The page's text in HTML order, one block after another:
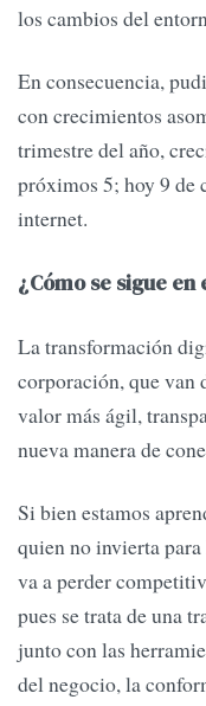
los cambios del
En consecuencia,
con crecimientos
trimestre del año,
próximos 5; hoy 9 de
internet.
¿Cómo se sigue en
La transformación
corporación, que van
valor más ágil,
nueva manera de
Si bien estamos
quien no invierta
va a perder
pues se trata de una
junto con las
del negocio, la